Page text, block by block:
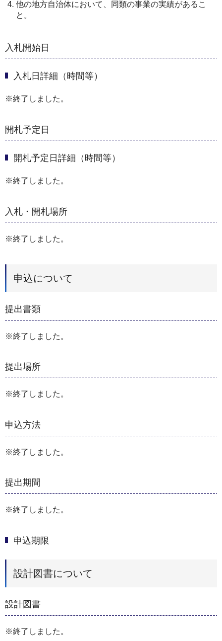
他の地方自治体において、同類の事業の実績があるこ
と。
入札開始日
入札日詳細（時間等）
※終了しました。
開札予定日
開札予定日詳細（時間等）
※終了しました。
入札・開札場所
※終了しました。
申込について
提出書類
※終了しました。
提出場所
※終了しました。
申込方法
※終了しました。
提出期間
※終了しました。
申込期限
設計図書について
設計図書
※終了しました。